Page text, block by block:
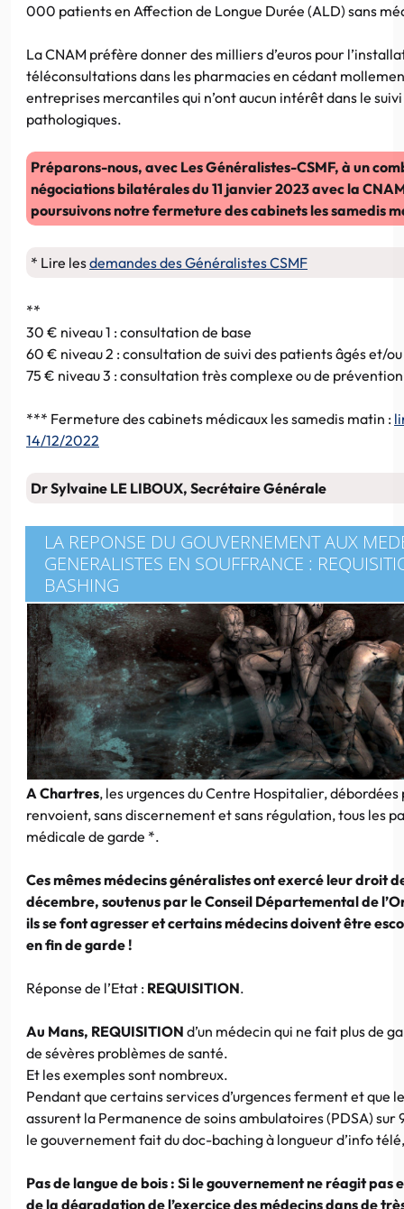
000 patients en Affection de Longue Durée (ALD) sans
La CNAM préfère donner des milliers d’euros pour
téléconsultations dans les pharmacies en cédant
entreprises mercantiles qui n’ont aucun intérêt dans le
pathologiques.
Préparons-nous, avec Les Généralistes-CSMF, à un
négociations bilatérales du 11 janvier 2023 avec la
poursuivons notre fermeture des cabinets les samedis
* Lire lesdemandes des Généralistes CSMF
**
30 € niveau 1 : consultation de base
60 € niveau 2 : consultation de suivi des patients âgés et/
75 € niveau 3 : consultation très complexe ou de
*** Fermeture des cabinets médicaux les samedis matin :
14/12/2022
Dr Sylvaine LE LIBOUX, Secrétaire Générale
LA REPONSE DU GOUVERNEMENT AUX
GENERALISTES EN SOUFFRANCE :
BASHING
A Chartres, les urgences du Centre Hospitalier,
renvoient, sans discernement et sans régulation, tous les
médicale de garde *.
Ces mêmes médecins généralistes ont exercé leur droit
décembre, soutenus par le Conseil Départemental de
ils se font agresser et certains médecins doivent être
en fin de garde !
Réponse de l’Etat : REQUISITION.
Au Mans, REQUISITION d’un médecin qui ne fait plus de
de sévères problèmes de santé.
Et les exemples sont nombreux.
Pendant que certains services d’urgences ferment et que
assurent la Permanence de soins ambulatoires (PDSA)
le gouvernement fait du doc-baching à longueur d’info
Pas de langue de bois : Si le gouvernement ne réagit pas
de la dégradation de l’exercice des médecins dans de